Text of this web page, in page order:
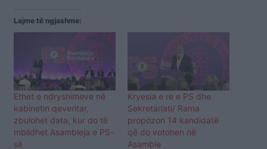
Lajme të ngjashme:
Ethet e ndryshimeve në
kabinetin qeveritar,
zbulohet data, kur do të
mblidhet Asambleja e PS-
së
Kryesia e re e PS dhe
Sekretariati/ Rama
propozon 14 kandidatë
që do votohen në
Asamble